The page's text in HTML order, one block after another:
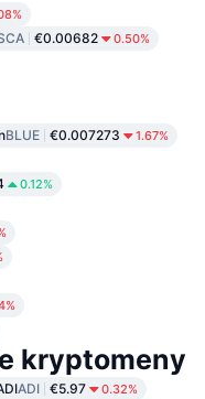
€0.00682 0.50%
BLUE €0.007273 1.67%
0.12%
kryptomeny
ADI €5.97 0.32%